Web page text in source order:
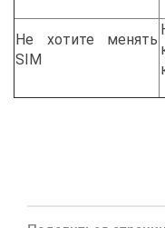
Не хо­ти­те ме­нять
SIM